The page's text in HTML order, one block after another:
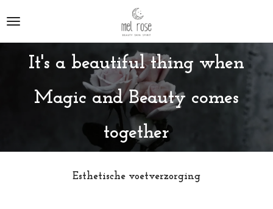
direct
naar
It's a beautiful thing when
Magic and Beauty comes
together
Esthetische voetverzorging